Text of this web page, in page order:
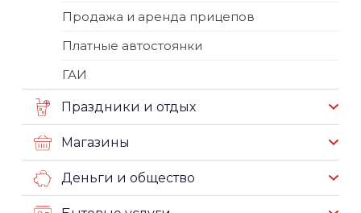
Продажа и аренда прицепов
Платные автостоянки
ГАИ
Праздники и отдых
Магазины
Деньги и общество